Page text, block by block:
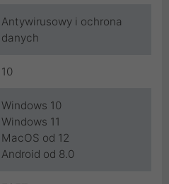
Antywirusowy i ochrona
danych
10
Windows 10
Windows 11
MacOS od 12
Android od 8.0